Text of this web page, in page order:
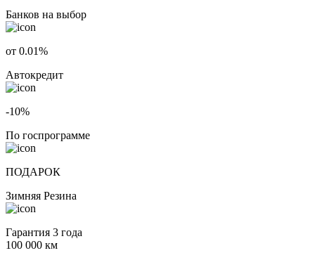
Банков на выбор
от 0.01%
Автокредит
-10%
По госпрограмме
ПОДАРОК
Зимняя Резина
Гарантия 3 года
100 000 км